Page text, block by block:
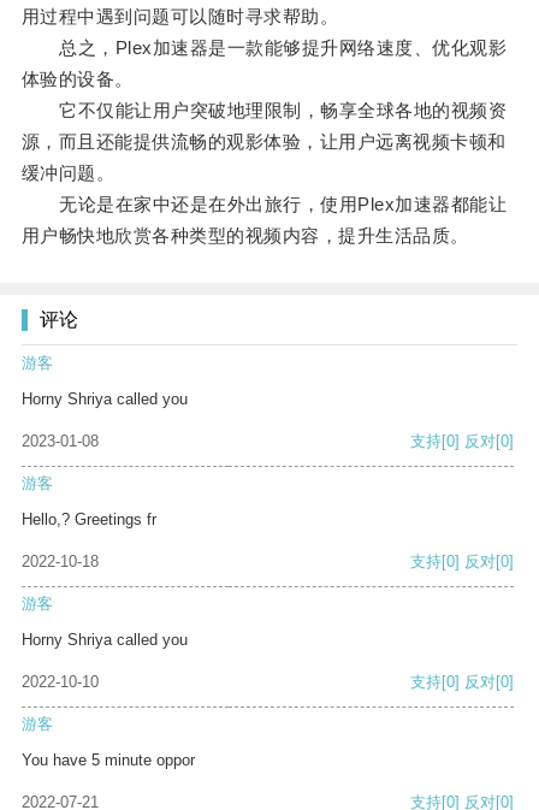
用过程中遇到问题可以随时寻求帮助。
总之，Plex加速器是一款能够提升网络速度、优化观影
体验的设备。
它不仅能让用户突破地理限制，畅享全球各地的视频资
源，而且还能提供流畅的观影体验，让用户远离视频卡顿和
缓冲问题。
无论是在家中还是在外出旅行，使用Plex加速器都能让
用户畅快地欣赏各种类型的视频内容，提升生活品质。
评论
游客
Horny Shriya called you
2023-01-08 支持[0] 反对[0]
游客
Hello,? Greetings fr
2022-10-18 支持[0] 反对[0]
游客
Horny Shriya called you
2022-10-10 支持[0] 反对[0]
游客
You have 5 minute oppor
2022-07-21 支持[0] 反对[0]